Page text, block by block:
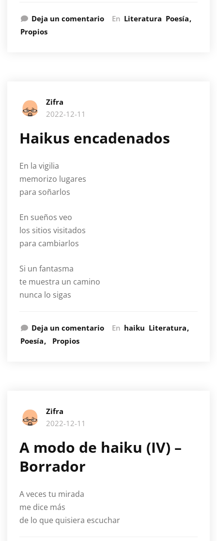
Deja un comentario En Literatura Poesía
Propios
Zifra
2022-12-11
Haikus encadenados
En la vigilia
memorizo lugares
para soñarlos
En sueños veo
los sitios visitados
para cambiarlos
Si un fantasma
te muestra un camino
nunca lo sigas
Deja un comentario En haiku Literatura
Poesía
Propios
Zifra
2022-12-11
A modo de haiku (IV) –
Borrador
A veces tu mirada
me dice más
de lo que quisiera escuchar